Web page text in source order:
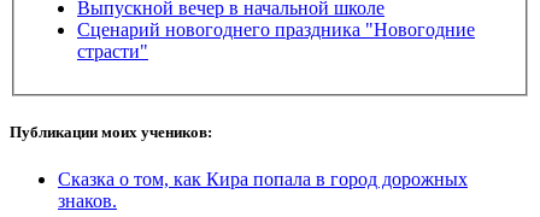
Выпускной вечер в начальной школе
Сценарий новогоднего праздника "Новогодние
страсти"
Публикации моих учеников:
Cказка о том, как Кира попала в город дорожных
знаков.